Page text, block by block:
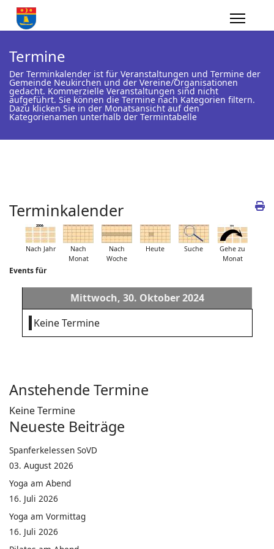
Termine
Der Terminkalender ist für Veranstaltungen und Termine der
Gemeinde Neukirchen und der Vereine/Organisationen
gedacht. Kommerzielle Veranstaltungen sind nicht
aufgeführt. Sie können die Termine nach Kategorien filtern.
Dazu klicken Sie in der Monatsansicht auf den
Kategorienamen unterhalb der Termintabelle
Terminkalender
Nach Jahr
Nach
Monat
Nach
Woche
Heute Suche
Gehe zu
Monat
Events für
Mittwoch, 30. Oktober 2024
Keine Termine
Anstehende Termine
Keine Termine
Neueste Beiträge
Spanferkelessen SoVD
03. August 2026
Yoga am Abend
16. Juli 2026
Yoga am Vormittag
16. Juli 2026